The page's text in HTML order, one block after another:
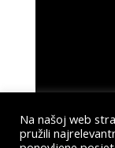
Na našoj web
pružili